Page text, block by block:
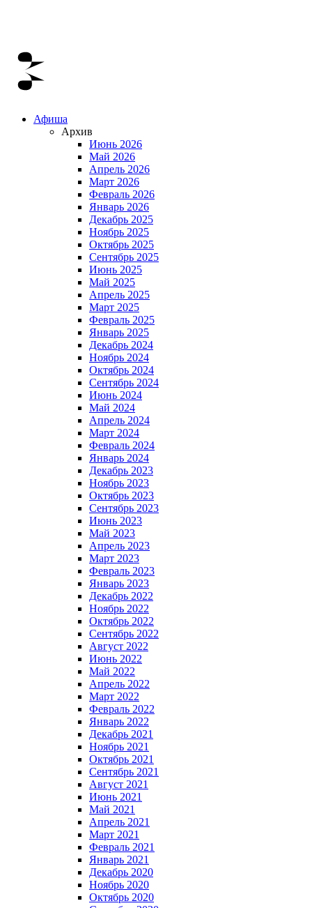
Афиша
Архив
Июнь 2026
Май 2026
Апрель 2026
Март 2026
Февраль 2026
Январь 2026
Декабрь 2025
Ноябрь 2025
Октябрь 2025
Сентябрь 2025
Июнь 2025
Май 2025
Апрель 2025
Март 2025
Февраль 2025
Январь 2025
Декабрь 2024
Ноябрь 2024
Октябрь 2024
Сентябрь 2024
Июнь 2024
Май 2024
Апрель 2024
Март 2024
Февраль 2024
Январь 2024
Декабрь 2023
Ноябрь 2023
Октябрь 2023
Сентябрь 2023
Июнь 2023
Май 2023
Апрель 2023
Март 2023
Февраль 2023
Январь 2023
Декабрь 2022
Ноябрь 2022
Октябрь 2022
Сентябрь 2022
Август 2022
Июнь 2022
Май 2022
Апрель 2022
Март 2022
Февраль 2022
Январь 2022
Декабрь 2021
Ноябрь 2021
Октябрь 2021
Сентябрь 2021
Август 2021
Июнь 2021
Май 2021
Апрель 2021
Март 2021
Февраль 2021
Январь 2021
Декабрь 2020
Ноябрь 2020
Октябрь 2020